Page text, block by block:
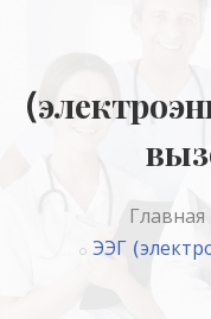
Главная
ЭЭГ